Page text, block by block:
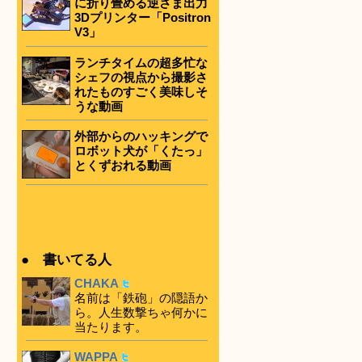
に折り畳める逆さま出力
3Dプリンター「Positron
V3」
ランチタイムの超多忙な
シェフの視点から撮影さ
れたものすごく美味しそ
うな動画
外部からのハッキングで
ロボット犬が「くたっ」
とくずおれる動画
● 書いてる人
CHAKA
名前は「鉄砲」の隠語か
ら。人生数撃ちゃ何かに
当たります。
WAPPA